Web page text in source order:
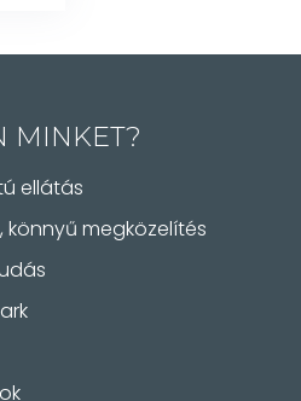
MINKET?
ellátás
könnyű megközelítés